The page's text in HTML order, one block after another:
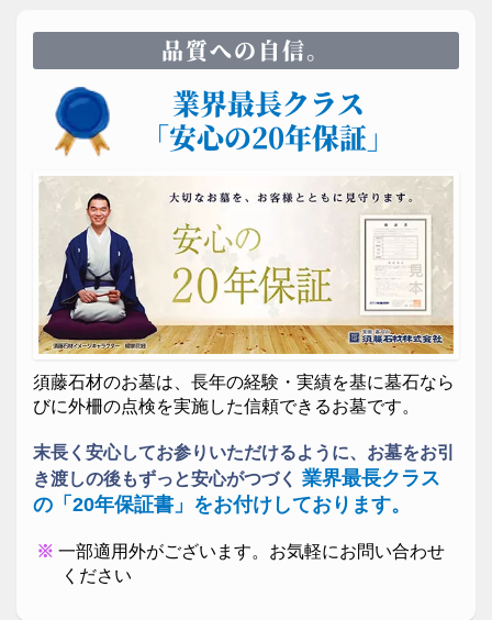
ガラスのお墓 エテルノルーチェ デザイン墓石
施主様の故郷に咲く桜をモチーフにプランニング、設
計デザイン・加工・建墓した墓所です。
品質への自信。
業界最長クラス
「安心の20年保証」
須藤石材のお墓は、長年の経験・実績を基に墓石なら
びに外柵の点検を実施した信頼できるお墓です。
末長く安心してお参りいただけるように、お墓をお引
き渡しの後もずっと安心がつづく 業界最長クラス
の「20年保証書」をお付けしております。
一部適用外がございます。お気軽にお問い合わせ
ください